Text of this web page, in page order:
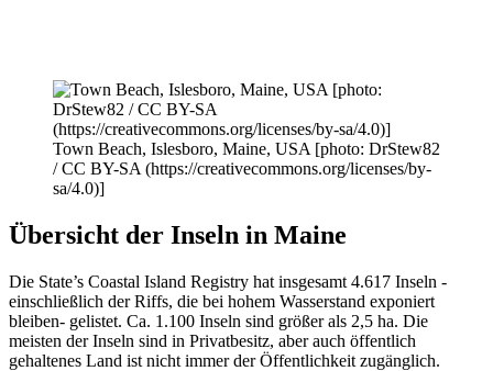
Town Beach, Islesboro, Maine, USA [photo: DrStew82
/ CC BY-SA (https://creativecommons.org/licenses/by-
sa/4.0)]
Übersicht der Inseln in Maine
Die State’s Coastal Island Registry hat insgesamt 4.617 Inseln -
einschließlich der Riffs, die bei hohem Wasserstand exponiert
bleiben- gelistet. Ca. 1.100 Inseln sind größer als 2,5 ha. Die
meisten der Inseln sind in Privatbesitz, aber auch öffentlich
gehaltenes Land ist nicht immer der Öffentlichkeit zugänglich.